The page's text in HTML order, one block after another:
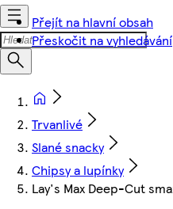
Přejít na hlavní obsah
Přeskočit na vyhledávání
Trvanlivé
Slané snacky
Chipsy a lupínky
Lay's Max Deep-Cut